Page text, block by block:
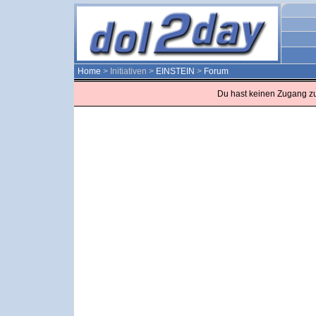
Home > Initiativen > EINSTEIN > Forum
Du hast keinen Zugang